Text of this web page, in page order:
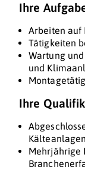
Ihre
Arbeiten auf
Tätigkeiten
Wartung
und
Ihre
Mehrjährige